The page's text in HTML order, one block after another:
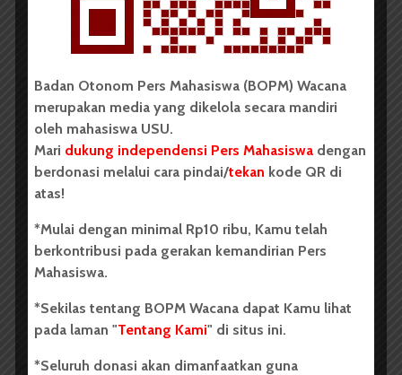
Redaksi 2 menit waktu baca
BERITA KAMPUS
Dua Mahasiswa Sastra Indonesia
USU Raih Juara di Festival Literasi
Sumatra Utara 2026
Dark Mode | Moda Gelap
Redaksi 2 menit waktu baca
Badan Otonom Pers Mahasiswa (BOPM) Wacana
merupakan media yang dikelola secara mandiri
oleh mahasiswa USU.
Mari dukung independensi Pers Mahasiswa dengan
berdonasi melalui cara pindai/tekan kode QR di
atas!
*Mulai dengan minimal Rp10 ribu, Kamu telah
berkontribusi pada gerakan kemandirian Pers
Mahasiswa.
*Sekilas tentang BOPM Wacana dapat Kamu lihat
pada laman "Tentang Kami" di situs ini.
*Seluruh donasi akan dimanfaatkan guna